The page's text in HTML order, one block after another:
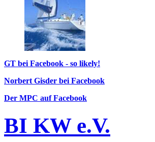
GT bei Facebook - so likely!
Norbert Gisder bei Facebook
Der MPC auf Facebook
BI KW e.V.